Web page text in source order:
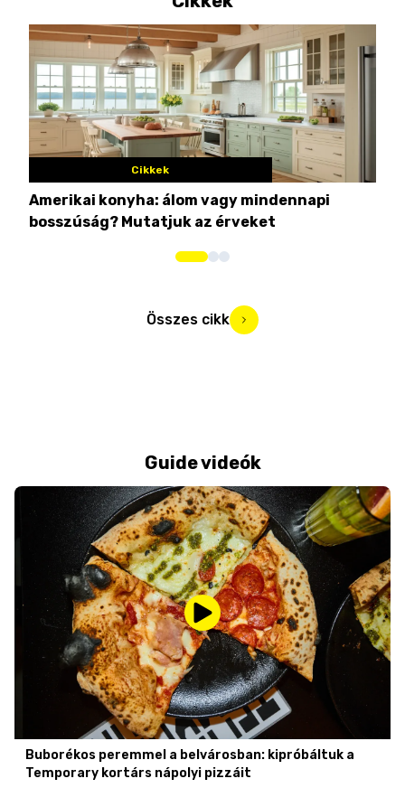
Cikkek
Amerikai konyha: álom vagy mindennapi
bosszúság? Mutatjuk az érveket
Összes cikk
Guide videók
Buborékos peremmel a belvárosban: kipróbáltuk a
Temporary kortárs nápolyi pizzáit